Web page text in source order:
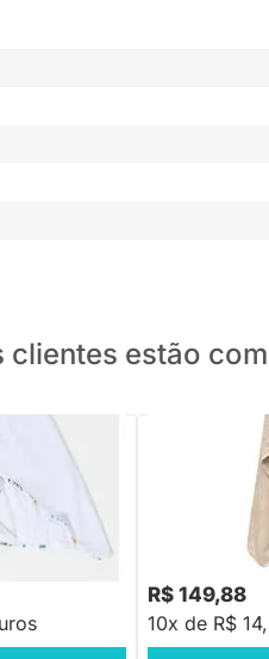
clientes estão
Toalha de
0,70cm X 1,00m
R$ 149,88
10x de R$